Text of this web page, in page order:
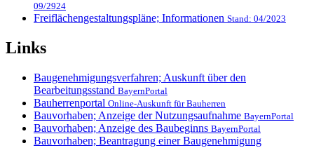
09/2924
Freiflächengestaltungspläne; Informationen Stand: 04/2023
Links
Baugenehmigungsverfahren; Auskunft über den
Bearbeitungsstand BayernPortal
Bauherrenportal Online-Auskunft für Bauherren
Bauvorhaben; Anzeige der Nutzungsaufnahme BayernPortal
Bauvorhaben; Anzeige des Baubeginns BayernPortal
Bauvorhaben; Beantragung einer Baugenehmigung